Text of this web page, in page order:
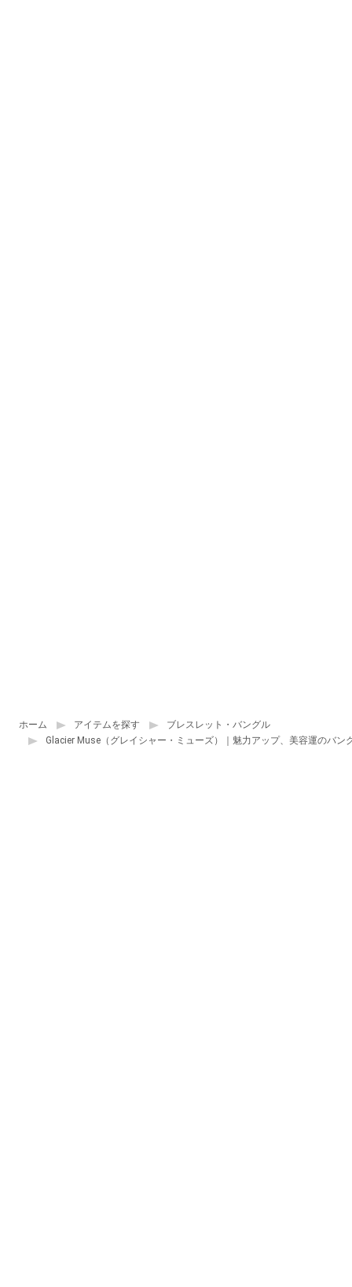
ホーム アイテムを探す
ブレスレット・バングル
Glacier Muse（グレイシャー・ミューズ）｜魅力アップ、美容運のバン